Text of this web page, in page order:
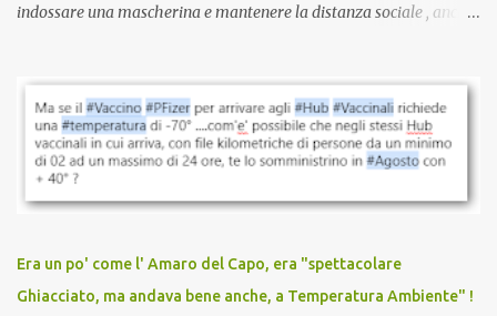
indossare una mascherina e mantenere la distanza sociale , anche
vaccinazione. Non avevamo mai sentito parlare di ricompense,
sconti, incentivi per vaccinarsi. Non avevamo mai visto
discriminazioni per coloro che non l’hanno fatto. Se non sei stato
vaccinato, nessuno aveva prima cercato di farti sentire una
persona cattiva. Non avevamo mai visto un vaccino che minacci le
vaccino usato per minacciare i mezzi di sussistenza, il lavoro o la
scuola. Non avevamo mai visto un vaccino che permettesse a un
dodicenne di ignorare il consenso dei genitori. Dopo tutti i vaccini
Era un po' come l' Amaro del Capo, era "spettacolare
Ghiacciato, ma andava bene anche, a Temperatura Ambiente" !